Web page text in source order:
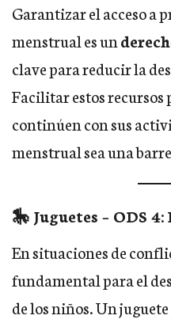
Garantizar el acceso a
menstrual es un
clave para reducir la
Facilitar estos recursos
continúen con sus
menstrual sea una
🎠 Juguetes – ODS
En situaciones de
fundamental para el
de los niños. Un